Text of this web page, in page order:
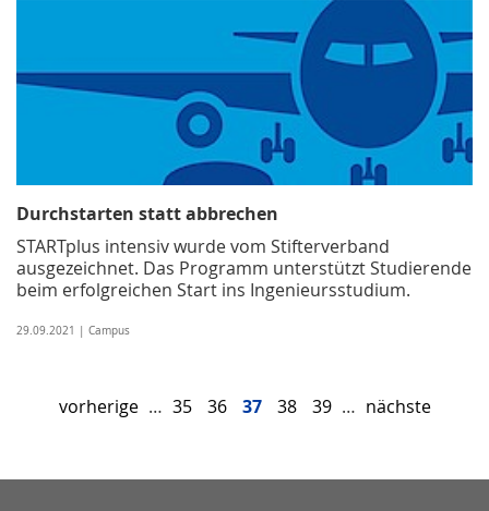
Durchstarten statt abbrechen
STARTplus intensiv wurde vom Stifterverband
ausgezeichnet. Das Programm unterstützt Studierende
beim erfolgreichen Start ins Ingenieursstudium.
29.09.2021 | Campus
vorherige … 35 36 37 38 39 … nächste